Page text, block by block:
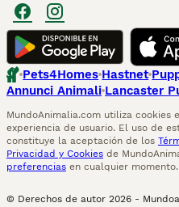
Pets4Homes Hastnet
Annunci Animali Lancaster
MundoAnimalia.com utiliza cookies
experiencia de usuario. El uso de
constituye la aceptación de los
Privacidad y Cookies de
preferencias en cualquier momento.
© Derechos de autor 2026 -